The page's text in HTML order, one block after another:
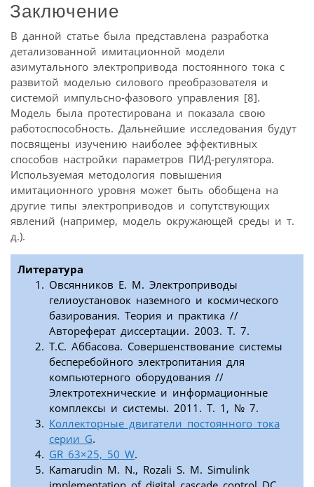
Заключение
В данной статье была представлена разработка
детализованной имитационной модели
азимутального электропривода постоянного тока с
развитой моделью силового преобразователя и
системой импульсно-фазового управления [8].
Модель была протестирована и показала свою
работоспособность. Дальнейшие исследования будут
посвящены изучению наиболее эффективных
способов настройки параметров ПИД-регулятора.
Используемая методология повышения
имитационного уровня может быть обобщена на
другие типы электроприводов и сопутствующих
явлений (например, модель окружающей среды и т.
д.).
Литература
Овсянников Е. М. Электроприводы
гелиоустановок наземного и космического
базирования. Теория и практика //
Автореферат диссертации. 2003. Т. 7.
Т.С. Аббасова. Совершенствование системы
бесперебойного электропитания для
компьютерного оборудования //
Электротехнические и информационные
комплексы и системы. 2011. Т. 1, № 7.
Коллекторные двигатели постоянного тока
серии G.
GR 63×25, 50 W.
Kamarudin M. N., Rozali S. M. Simulink